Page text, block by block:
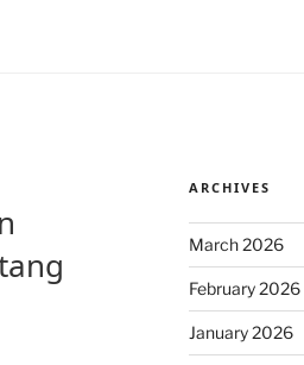
ARCHIVES
March 2026
February 2026
January 2026